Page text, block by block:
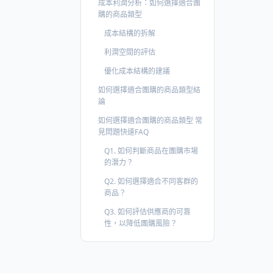
成本利潤分析：如何選擇適合團
購的商品類型
成本結構的拆解
利潤空間的評估
優化成本結構的建議
如何選擇適合團購的商品類型結
論
如何選擇適合團購的商品類型 常
見問題快速FAQ
Q1. 如何判斷商品在團購市場
的潛力？
Q2. 如何選擇適合不同客群的
商品？
Q3. 如何評估供應商的可靠
性，以降低團購風險？